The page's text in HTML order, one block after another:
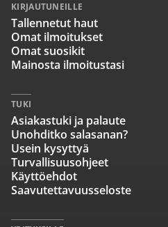
KIRJAUTUNEILLE
Tallennetut haut
Omat ilmoitukset
Omat suosikit
Mainosta ilmoitustasi
TUKI
Asiakastuki ja palaute
Unohditko salasanan?
Usein kysyttyä
Turvallisuusohjeet
Käyttöehdot
Saavutettavuusseloste